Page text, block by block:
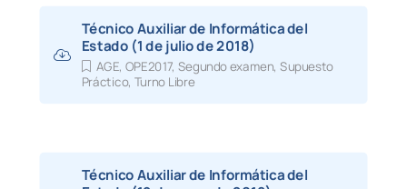
Técnico Auxiliar de Informática del
Estado (1 de julio de 2018)
AGE, OPE2017, Segundo examen, Supuesto
Práctico, Turno Libre
Técnico Auxiliar de Informática del